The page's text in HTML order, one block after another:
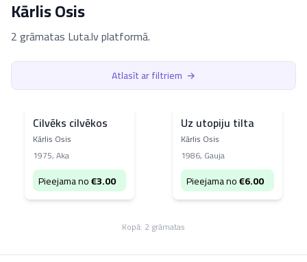
Kārlis Osis
2 grāmatas Luta.lv platformā.
Atlasīt ar filtriem →
Cilvēks cilvēkos
Kārlis Osis
1975,Aka
Pieejama no€3.00
Uz utopiju tilta
Kārlis Osis
1986, Gauja
Pieejama no€6.00
Kopā: 2 grāmatas